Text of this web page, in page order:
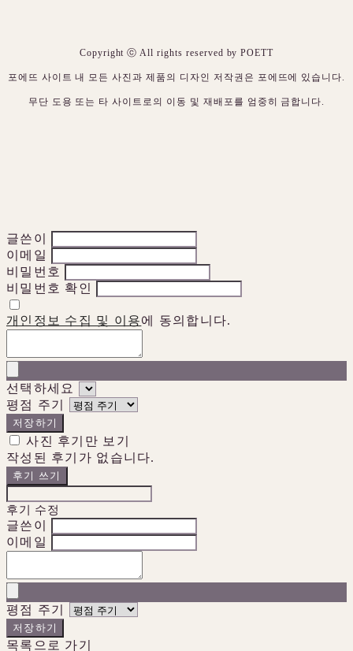
Copyright ⓒ All rights reserved by POETT
포에뜨 사이트 내 모든 사진과 제품의 디자인 저작권은 포에뜨에 있습니다.
무단 도용 또는 타 사이트로의 이동 및 재배포를 엄중히 금합니다.
글쓴이
이메일
비밀번호
비밀번호 확인
개인정보 수집 및 이용에 동의합니다.
선택하세요
평점 주기
저장하기
사진 후기만 보기
작성된 후기가 없습니다.
후기 쓰기
후기 수정
글쓴이
이메일
평점 주기
저장하기
목록으로 가기